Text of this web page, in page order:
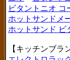
ビタントニオ コ
ホットサンドメ
ホットサンド ビ
【キッチンブ